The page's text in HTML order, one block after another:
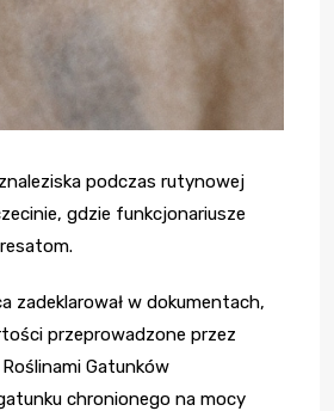
podczas rutynowej
gdzie funkcjonariusze
zadeklarował w dokumentach,
przeprowadzone przez
Gatunków
chronionego na mocy